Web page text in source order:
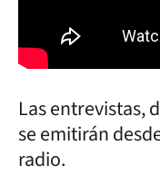
Las entrevistas,
se emitirán
radio.